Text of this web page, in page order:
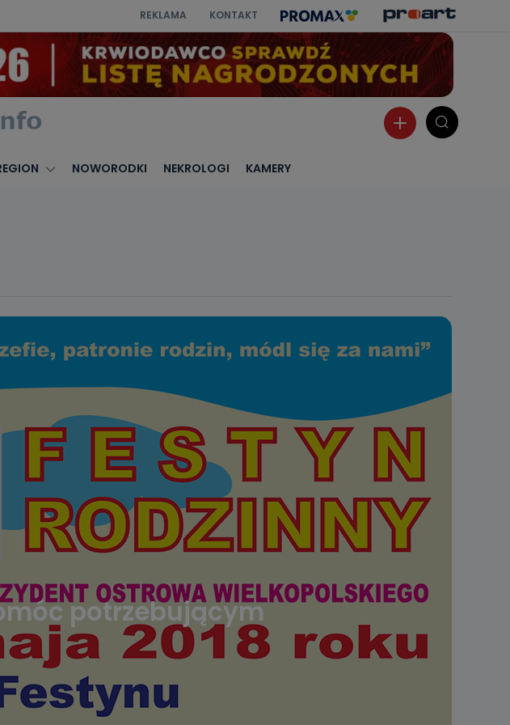
REKLAMA KONTAKT
NOWORODKI NEKROLOGI KAMERY
potrzebującym